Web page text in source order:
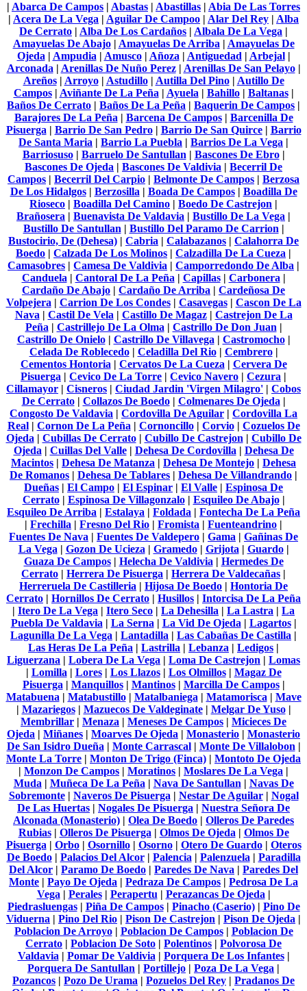
| Abarca De Campos | Abastas | Abastillas | Abia De Las Torres
| Acera De La Vega | Aguilar De Campoo | Alar Del Rey | Alba
De Cerrato | Alba De Los Cardaños | Albala De La Vega |
Amayuelas De Abajo| Amayuelas De Arriba | Amayuelas De
Ojeda | Ampudia | Amusco| Añoza | Antiguedad | Arbejal|
Arconada | Arenillas De Nuño Perez| Arenillas De San Pelayo|
Areños| Arroyo| Astudillo| Autilla Del Pino| Autillo De
Campos| Aviñante De La Peña | Ayuela | Bahillo| Baltanas|
Baños De Cerrato | Baños De La Peña | Baquerin De Campos |
Barajores De La Peña | Barcena De Campos| Barcenilla De
Pisuerga | Barrio De San Pedro| Barrio De San Quirce| Barrio
De Santa Maria | Barrio La Puebla | Barrios De La Vega |
Barriosuso| Barruelo De Santullan | Bascones De Ebro|
Bascones De Ojeda | Bascones De Valdivia | Becerril De
Campos | Becerril Del Carpio | Belmonte De Campos | Berzosa
De Los Hidalgos| Berzosilla | Boada De Campos| Boadilla De
Rioseco | Boadilla Del Camino | Boedo De Castrejon |
Brañosera | Buenavista De Valdavia | Bustillo De La Vega |
Bustillo De Santullan | Bustillo Del Paramo De Carrion |
Bustocirio, De (Dehesa) | Cabria | Calabazanos | Calahorra De
Boedo | Calzada De Los Molinos | Calzadilla De La Cueza |
Camasobres | Camesa De Valdivia | Camporredondo De Alba |
Canduela | Cantoral De La Peña | Capillas| Carbonera |
Cardaño De Abajo | Cardaño De Arriba | Cardeñosa De
Volpejera | Carrion De Los Condes| Casavegas| Cascon De La
Nava | Castil De Vela | Castillo De Magaz| Castrejon De La
Peña | Castrillejo De La Olma | Castrillo De Don Juan |
Castrillo De Onielo| Castrillo De Villavega | Castromocho|
Celada De Roblecedo| Celadilla Del Rio| Cembrero|
Cementos Hontoria | Cervatos De La Cueza | Cervera De
Pisuerga | Cevico De La Torre | Cevico Navero | Cezura |
Cillamayor | Cisneros | Ciudad Jardin 'Virgen Milagro' | Cobos
De Cerrato| Collazos De Boedo| Colmenares De Ojeda |
Congosto De Valdavia | Cordovilla De Aguilar | Cordovilla La
Real| Cornon De La Peña | Cornoncillo| Corvio| Cozuelos De
Ojeda | Cubillas De Cerrato| Cubillo De Castrejon | Cubillo De
Ojeda | Cuillas Del Valle| Dehesa De Cordovilla | Dehesa De
Macintos | Dehesa De Matanza | Dehesa De Montejo | Dehesa
De Romanos | Dehesa De Tablares | Dehesa De Villandrando |
Dueñas | El Campo | El Espinar | El Valle | Espinosa De
Cerrato| Espinosa De Villagonzalo| Esquileo De Abajo|
Esquileo De Arriba | Estalaya | Foldada | Fontecha De La Peña
| Frechilla | Fresno Del Rio | Fromista | Fuenteandrino |
Fuentes De Nava | Fuentes De Valdepero | Gama | Gañinas De
La Vega | Gozon De Ucieza | Gramedo| Grijota | Guardo|
Guaza De Campos| Helecha De Valdivia | Hermedes De
Cerrato | Herrera De Pisuerga | Herrera De Valdecañas |
Herreruela De Castilleria | Hijosa De Boedo | Hontoria De
Cerrato | Hornillos De Cerrato | Husillos | Intorcisa De La Peña
| Itero De La Vega | Itero Seco | La Dehesilla | La Lastra | La
Puebla De Valdavia | La Serna | La Vid De Ojeda | Lagartos|
Lagunilla De La Vega | Lantadilla | Las Cabañas De Castilla |
Las Heras De La Peña | Lastrilla | Lebanza | Ledigos |
Liguerzana | Lobera De La Vega | Loma De Castrejon | Lomas
| Lomilla | Lores| Los Llazos| Los Olmillos| Magaz De
Pisuerga | Manquillos| Mantinos| Marcilla De Campos|
Matabuena | Matabustillo| Matalbaniega | Matamorisca | Mave
| Mazariegos| Mazuecos De Valdeginate| Melgar De Yuso|
Membrillar | Menaza | Meneses De Campos | Micieces De
Ojeda | Miñanes | Moarves De Ojeda | Monasterio | Monasterio
De San Isidro Dueña | Monte Carrascal| Monte De Villalobon |
Monte La Torre | Monton De Trigo (Finca) | Montoto De Ojeda
| Monzon De Campos | Moratinos | Moslares De La Vega |
Muda | Muñeca De La Peña | Nava De Santullan | Navas De
Sobremonte| Naveros De Pisuerga | Nestar De Aguilar| Nogal
De Las Huertas | Nogales De Pisuerga | Nuestra Señora De
Alconada (Monasterio) | Olea De Boedo | Olleros De Paredes
Rubias| Olleros De Pisuerga | Olmos De Ojeda | Olmos De
Pisuerga | Orbo| Osornillo| Osorno| Otero De Guardo| Oteros
De Boedo| Palacios Del Alcor| Palencia | Palenzuela | Paradilla
Del Alcor | Paramo De Boedo | Paredes De Nava | Paredes Del
Monte | Payo De Ojeda | Pedraza De Campos | Pedrosa De La
Vega | Perales| Perapertu | Perazancas De Ojeda |
Piedrasluengas| Piña De Campos| Pinacho (Caserio)| Pino De
Viduerna | Pino Del Rio | Pison De Castrejon | Pison De Ojeda |
Poblacion De Arroyo| Poblacion De Campos| Poblacion De
Cerrato | Poblacion De Soto | Polentinos | Polvorosa De
Valdavia | Pomar De Valdivia | Porquera De Los Infantes|
Porquera De Santullan | Portillejo | Poza De La Vega |
Pozancos | Pozo De Urama | Pozuelos Del Rey | Pradanos De